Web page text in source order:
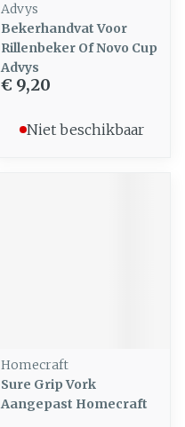
Advys
Bekerhandvat Voor
Rillenbeker Of Novo Cup
Advys
€ 9,20
Niet beschikbaar
Homecraft
Sure Grip Vork
Aangepast Homecraft